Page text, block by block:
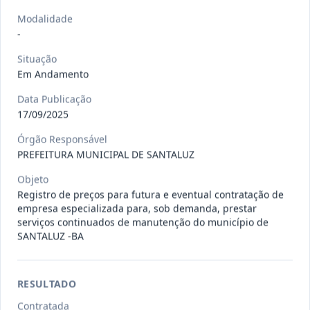
Data:13/07/2026
027/2026
Eletrônico
SEGURO, PARA
Data :13/07/2026
025/2026
Pregão
Eletrônico
REGISTRO DE PREÇO PARA A
CONTRATAÇÃO DE EMPRESA PARA
LOCAÇÃO...
Modalidade
-
Situação
Em Andamento
Data Publicação
17/09/2025
Órgão Responsável
PREFEITURA MUNICIPAL DE SANTALUZ
Objeto
Registro de preços para futura e eventual contratação de
empresa especializada para, sob demanda, prestar
serviços continuados de manutenção do município de
SANTALUZ -BA
RESULTADO
Contratada